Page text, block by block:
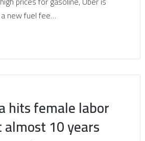
new fuel fee…
hits female labor
10 years